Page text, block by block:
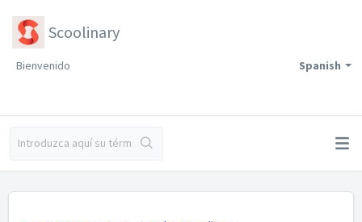
Scoolinary
Spanish
Bienvenido